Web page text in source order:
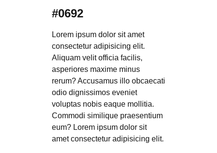
#0692
Lorem ipsum dolor sit amet
consectetur adipisicing elit.
Aliquam velit officia facilis,
asperiores maxime minus
rerum? Accusamus illo obcaecati
odio dignissimos eveniet
voluptas nobis eaque mollitia.
Commodi similique praesentium
eum? Lorem ipsum dolor sit
amet consectetur adipisicing elit.